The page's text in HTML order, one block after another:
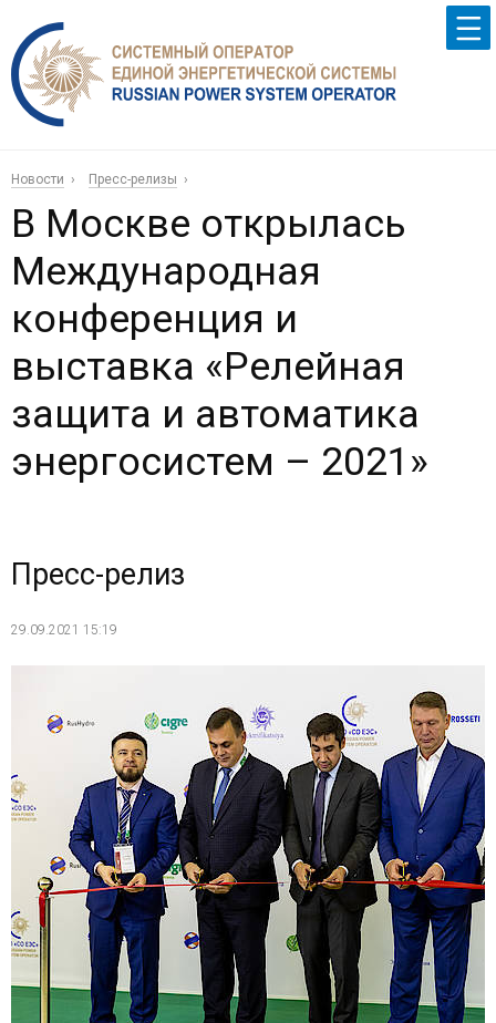
Новости Пресс-релизы
В Москве открылась
Международная
конференция и
выставка «Релейная
защита и автоматика
энергосистем – 2021»
Пресс-релиз
29.09.2021 15:19